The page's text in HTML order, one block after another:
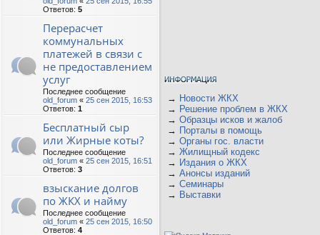
Ответов: 5
Перерасчет
коммунальных
платежей в связи с
не предоставлением
услуг
Последнее сообщение
old_forum « 25 сен 2015, 16:53
Ответов: 1
Бесплатный сыр
или Жирные коты?
Последнее сообщение
old_forum « 25 сен 2015, 16:51
Ответов: 3
взыскание долгов
по ЖКХ и найму
Последнее сообщение
old_forum « 25 сен 2015, 16:50
Ответов: 4
→ Новости ЖКХ
→ Решение проблем в ЖКХ
→ Образцы исков и жалоб
→ Порталы в помощь
→ Органы гос. власти
→ Жилищный кодекс
→ Издания о ЖКХ
→ Анонсы изданий
→ Семинары
→ Выставки